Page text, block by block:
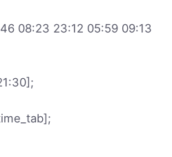
08:23 23:12 05:59 09:13